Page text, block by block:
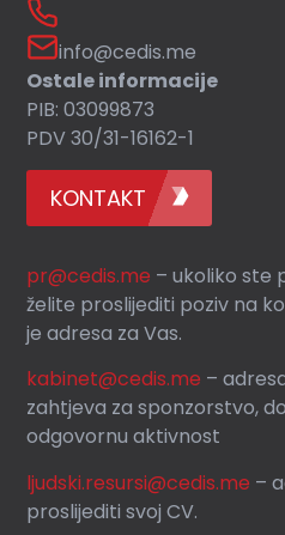
info@cedis.me
Ostale informacije
PIB: 03099873
PDV 30/31-16162-1
KONTAKT
pr@cedis.me – ukoliko ste
želite proslijediti poziv na
je adresa za Vas.
kabinet@cedis.me –
zahtjeva za sponzorstvo,
odgovornu aktivnost
ljudski.resursi@cedis.me –
proslijediti svoj CV.